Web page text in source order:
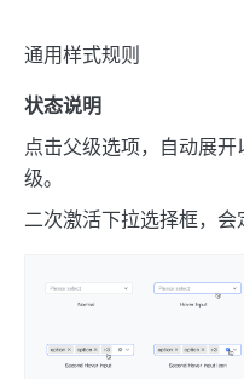
通用样式规则
状态说明
点击父级选项，自动展
级。
二次激活下拉选择框，会